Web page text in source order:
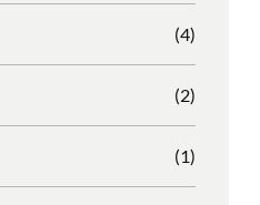
(4)
(2)
(1)